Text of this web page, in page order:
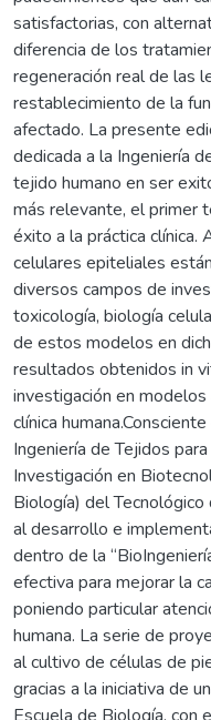
satisfactorias, con
diferencia de los
regeneración real de las
restablecimiento de la
afectado. La presente
dedicada a la Ingeniería
tejido humano en ser
más relevante, el primer
éxito a la práctica
celulares epiteliales
diversos campos de
toxicología, biología
de estos modelos en
resultados obtenidos in
investigación en
clínica
Ingeniería de Tejidos
Investigación en
Biología) del Tecnológico
al desarrollo e
dentro de la
efectiva para mejorar la
poniendo particular
humana. La serie de
al cultivo de células de
gracias a la iniciativa de